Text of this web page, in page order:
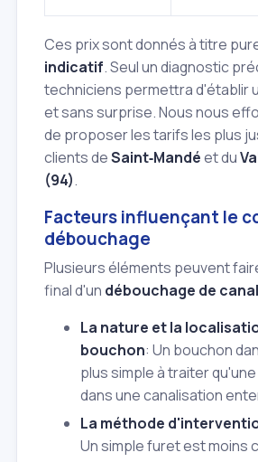
Ces prix sont donnés à titre
indicatif. Seul un diagnostic
techniciens permettra d'établir
et sans surprise. Nous nous
de proposer les tarifs les plus
clients deSaint‑Mandéet du
(94).
Facteurs influençant le
débouchage
Plusieurs éléments peuvent
final d'un débouchage de
La nature et la
bouchon: Un bouchon
plus simple à traiter
dans une canalisation
La méthode
Un simple furet est moins